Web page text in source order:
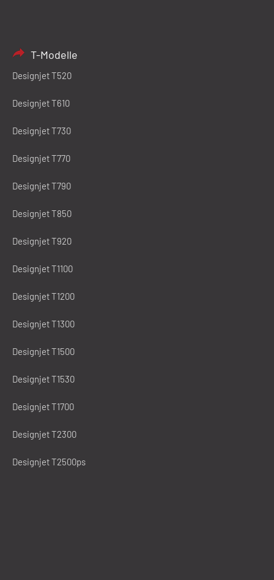
T-Modelle
Designjet T520
Designjet T610
Designjet T730
Designjet T770
Designjet T790
Designjet T850
Designjet T920
Designjet T1100
Designjet T1200
Designjet T1300
Designjet T1500
Designjet T1530
Designjet T1700
Designjet T2300
Designjet T2500ps